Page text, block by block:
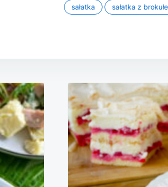
sałatka sałatka z